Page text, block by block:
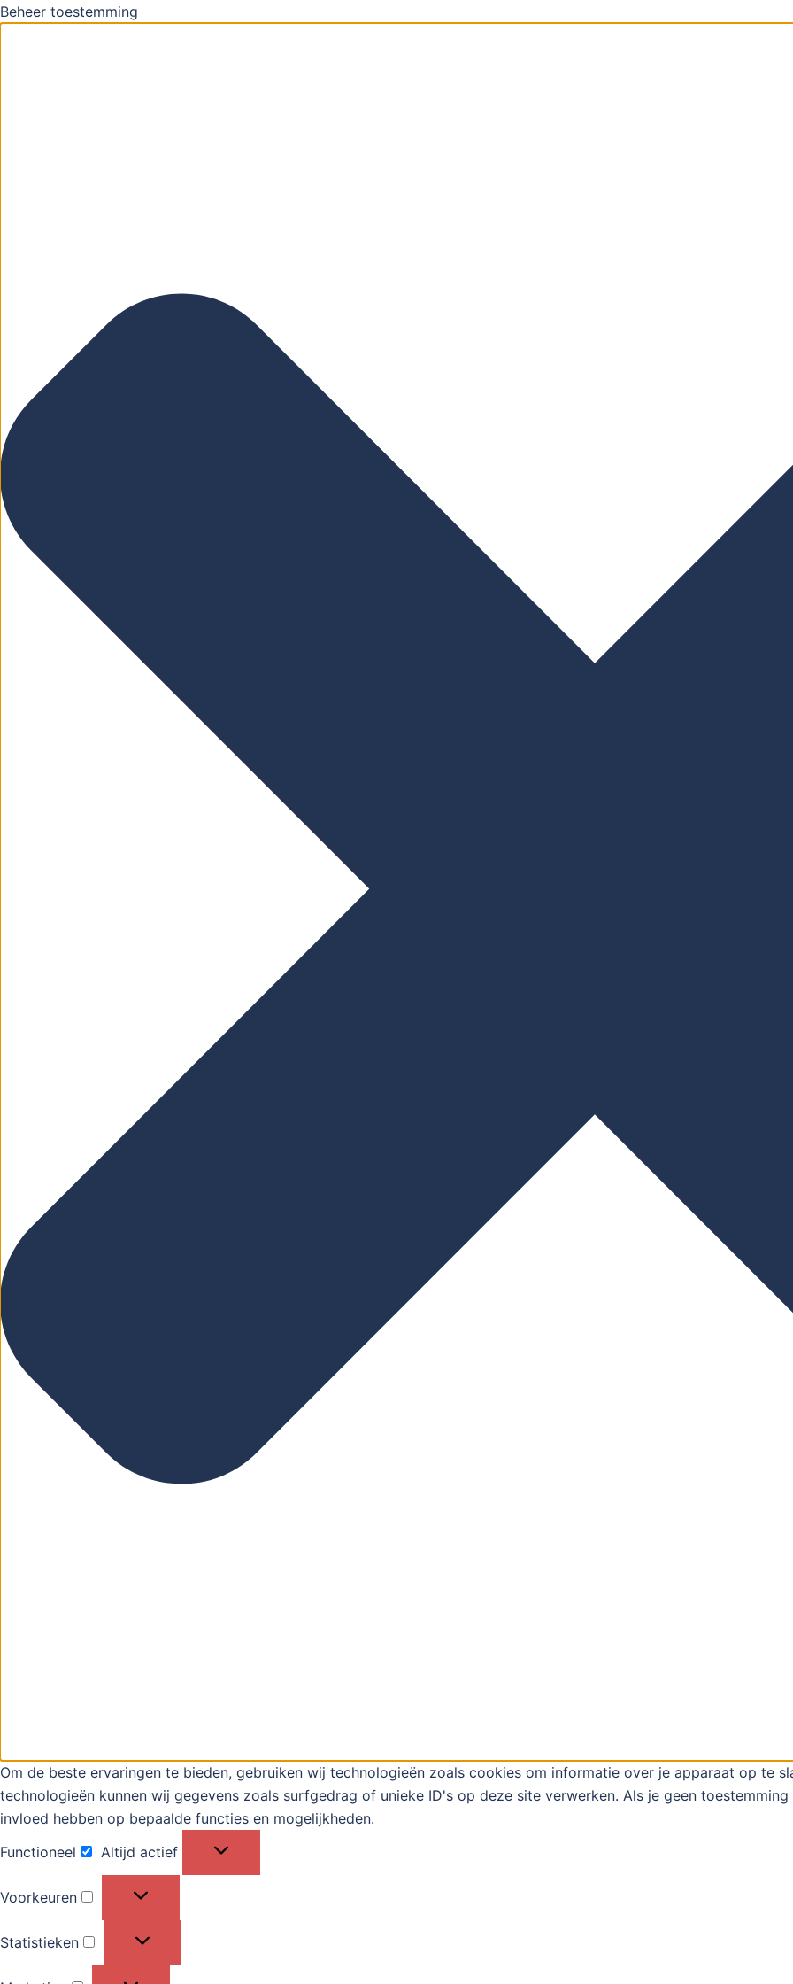
Beheer toestemming
Om de beste ervaringen te bieden, gebruiken wij technologieën zoals cookies om informatie over je apparaat op te
technologieën kunnen wij gegevens zoals surfgedrag of unieke ID's op deze site verwerken. Als je geen
invloed hebben op bepaalde functies en mogelijkheden.
Functioneel
Functioneel
Altijd actief
Voorkeuren
Statistieken